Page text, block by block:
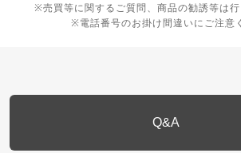
※売買等に関するご質問、商品の勧誘等は行
※電話番号のお掛け間違いにご注意
Q&A